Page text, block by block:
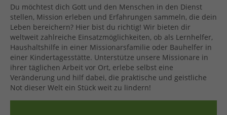
Du möchtest dich Gott und den Menschen in den Dienst
stellen, Mission erleben und Erfahrungen sammeln, die dein
Leben bereichern? Hier bist du richtig! Wir bieten dir
weltweit zahlreiche Einsatzmöglichkeiten, ob als Lernhelfer,
Haushaltshilfe in einer Missionarsfamilie oder Bauhelfer in
einer Kindertagesstätte. Unterstütze unsere Missionare in
ihrer täglichen Arbeit vor Ort, erlebe selbst eine
Veränderung und hilf dabei, die praktische und geistliche
Not dieser Welt ein Stück weit zu lindern!